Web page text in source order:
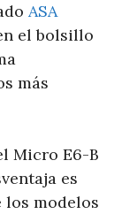
ASA
el bolsillo
más
Micro E6-B
es
los modelos